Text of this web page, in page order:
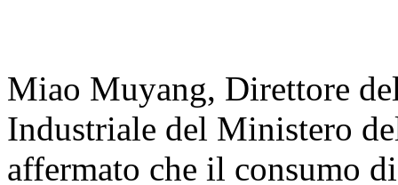
Miao Muyang, Direttore
Industriale del Ministero
affermato che il consumo